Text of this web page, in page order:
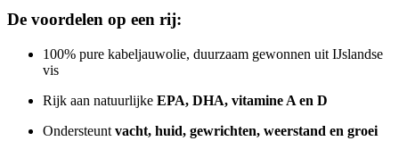
De voordelen op een rij:
100% pure kabeljauwolie, duurzaam gewonnen uit IJslandse
vis
Rijk aan natuurlijke EPA, DHA, vitamine A en D
Ondersteunt vacht, huid, gewrichten, weerstand en groei